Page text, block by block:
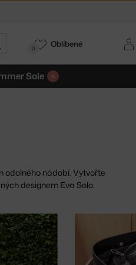
Sale
0 Oblíbené
odolného nádobí. Vytvořte
designem Eva Solo.